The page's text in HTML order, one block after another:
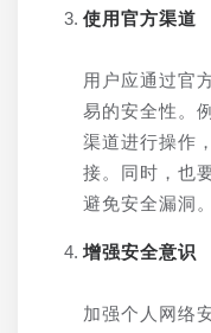
使用官方渠道
用户应通过官
易的安全性。
渠道进行操作
接。同时，也
避免安全漏洞。
增强安全意识
加强个人网络